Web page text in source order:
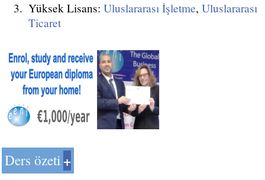
Yüksek Lisans: Uluslararası İşletme, Uluslararası
Ticaret
Ders özeti